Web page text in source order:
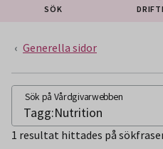
SÖK
Generella sidor
SÖKSIDA
Sök på Vårdgivarwebben
1 resultat hittades på